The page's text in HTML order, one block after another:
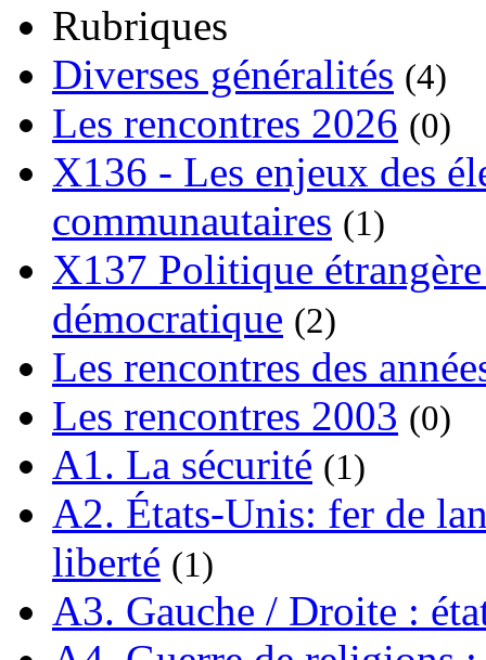
Rubriques
Diverses généralités (4)
Les rencontres 2026 (0)
X136 - Les enjeux des
communautaires (1)
X137 Politique
démocratique (2)
Les rencontres des
Les rencontres 2003 (0)
A1. La sécurité (1)
A2. États-Unis: fer de
liberté (1)
A3. Gauche / Droite :